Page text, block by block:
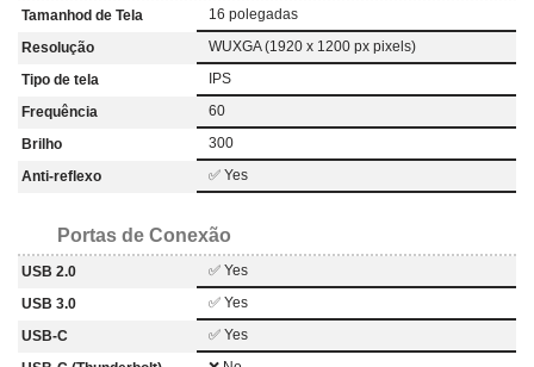
Tamanhod de Tela
16 polegadas
Resolução
WUXGA (1920 x 1200 px pixels)
Tipo de tela
IPS
Frequência
60
Brilho
300
Anti-reflexo
✅ Yes
Portas de Conexão
USB 2.0
✅ Yes
USB 3.0
✅ Yes
USB-C
✅ Yes